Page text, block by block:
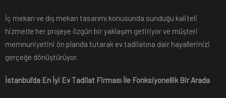
İç mekan ve dış mekan tasarımı konusunda sunduğu kaliteli
hizmetle her projeye özgün bir yaklaşım getiriyor ve müşteri
memnuniyetini ön planda tutarak ev tadilatına dair hayallerinizi
gerçeğe dönüştürüyor.
İstanbul’da En İyi Ev Tadilat Firması İle Fonksiyonellik Bir Arada